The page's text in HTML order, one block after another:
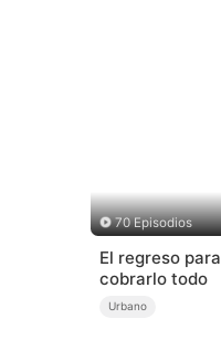
70 Episodios
El regreso para
cobrarlo todo
Urbano